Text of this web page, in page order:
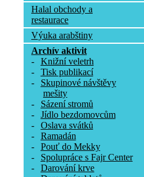
Halal obchody a
restaurace
Výuka arabštiny
Archív aktivit
-
Knižní veletrh
-
Tisk publikací
-
Skupinové návštěvy
mešity
-
Sázení stromů
-
Jídlo bezdomovcům
-
Oslava svátků
-
Ramadán
-
Pouť do Mekky
-
Spolupráce s Fajr Center
-
Darování krve